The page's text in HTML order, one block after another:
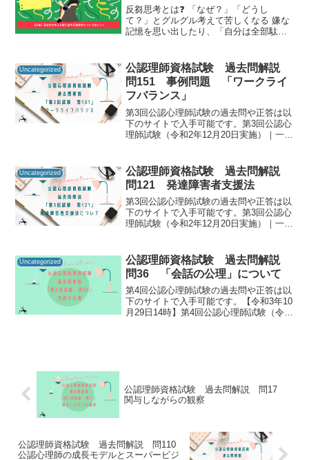
反芻思考とは❓ 「なぜ？」「どうし
て？」とグルグル考えて苦しくなる 嫌な
記憶を思い出したり、「自分は全部駄目
こう）と呼びます。反芻思考自体は病気
ではなく、健康的な方から...
Uncategorized
公認理師資格試験 過去問解説
問151 事例問題 「ワークライ
フバランス」
第3回公認心理師試験の過去問や正答は以
下のサイトで入手可能です。第3回公認心
理師試験（令和2年12月20日実施）｜一般
ることで「自分に必要な知識は何か」を
知るための手が...
Uncategorized
公認理師資格試験 過去問解説
問121 発達障害者支援法
第3回公認心理師試験の過去問や正答は以
下のサイトで入手可能です。第3回公認心
理師試験（令和2年12月20日実施）｜一般
ることで「自分に必要な知識は何か」を
知るための手が...
Uncategorized
公認理師資格試験 過去問解説
問36 「会話の公理」について
第4回公認心理師試験の過去問や正答は以
下のサイトで入手可能です。【令和3年10
月29日14時】第4回公認心理師試験（令和
公認理師資格試験 過去問解説 問17
関与しながらの観察
公認理師資格試験 過去問解説 問110
公認心理師の成長モデルとスーパービジ